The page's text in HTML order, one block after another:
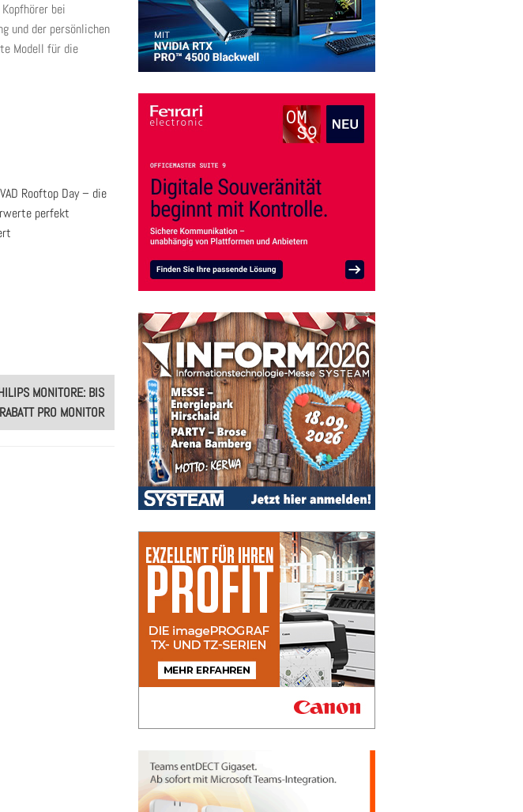
bei
und der persönlichen
Modell für die
Rooftop Day – die
perfekt
MONITORE: BIS
PRO MONITOR